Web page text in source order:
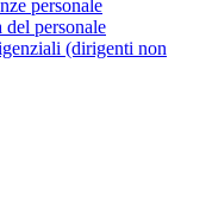
personale
del personale
(dirigenti non